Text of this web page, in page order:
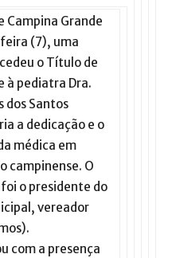
Campina Grande
(7), uma
o Título de
à pediatra Dra.
dos Santos
a dedicação e o
médica em
campinense. O
o presidente do
vereador
com a presença